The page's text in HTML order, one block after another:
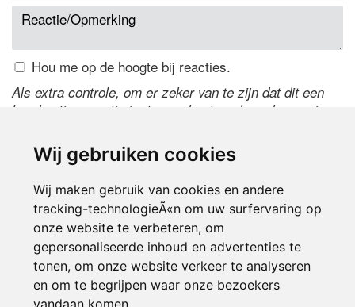
Wij gebruiken cookies
Wij maken gebruik van cookies en andere
tracking-technologieÃ«n om uw surfervaring op
onze website te verbeteren, om
gepersonaliseerde inhoud en advertenties te
tonen, om onze website verkeer te analyseren
en om te begrijpen waar onze bezoekers
vandaan komen.
Hou me op de hoogte bij reacties.
Als extra controle, om er zeker van te zijn dat dit een
handmatige reactie is, typ onderstaande code over in
de code te wijzigen.